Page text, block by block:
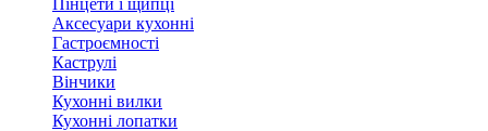
Пінцети і щипці
Аксесуари кухонні
Гастроємності
Каструлі
Вінчики
Кухонні вилки
Кухонні лопатки